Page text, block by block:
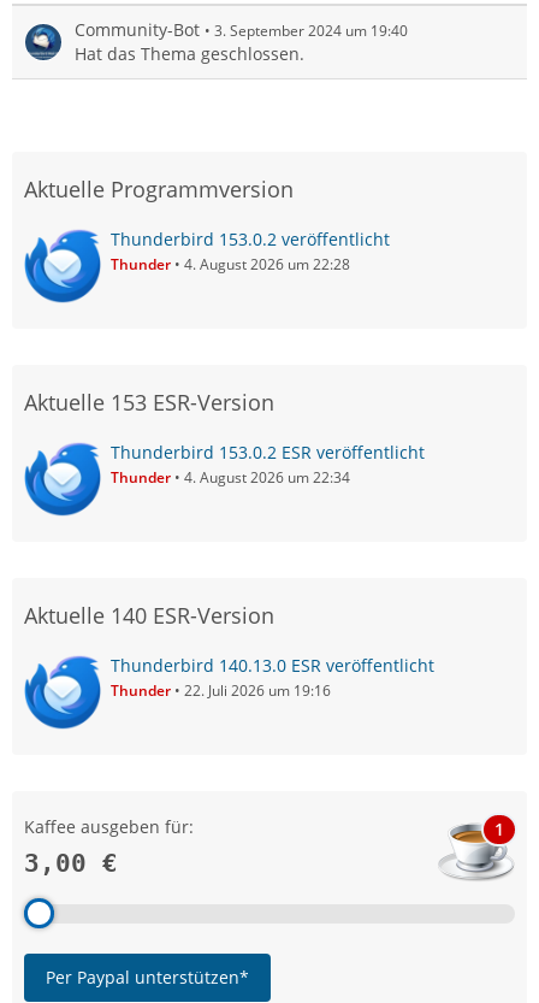
Community-Bot 3. September 2024 um 19:40
Hat das Thema geschlossen.
Aktuelle Programmversion
Thunderbird 153.0.2 veröffentlicht
Thunder 4. August 2026 um 22:28
Aktuelle 153 ESR-Version
Thunderbird 153.0.2 ESR veröffentlicht
Thunder 4. August 2026 um 22:34
Aktuelle 140 ESR-Version
Thunderbird 140.13.0 ESR veröffentlicht
Thunder 22. Juli 2026 um 19:16
Kaffee ausgeben für:
3,00 €
1
Per Paypal unterstützen*